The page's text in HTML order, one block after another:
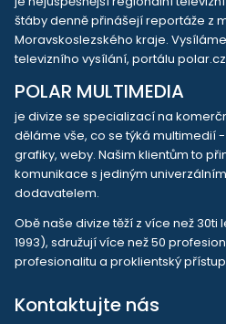
štáby denně přinášejí reportáže z
Moravskoslezského kraje.
televizního vysílání, portálu
POLAR MULTIMEDIA
je divize se specializací na
děláme vše, co se týká multimedií
grafiky, weby. Našim klientům to
komunikace s jediným
dodavatelem.
Obě naše divize těží z více než 30ti
1993), sdružují více než 50
profesionalitu a proklientský
Kontaktujte nás